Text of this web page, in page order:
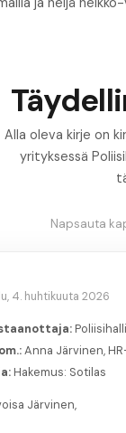
Alla oleva kirje on
yrityksessä
Napsauta
4. huhtikuuta 2026
Anna Järvinen,
Hakemus: Sotilas
Järvinen,